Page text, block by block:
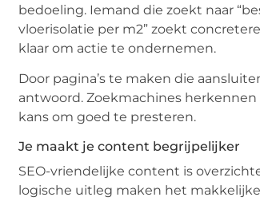
bedoeling. Iemand die zoekt naar
vloerisolatie per m2” zoekt
klaar om actie te ondernemen.
Door pagina’s te maken die
antwoord. Zoekmachines
kans om goed te presteren.
Je maakt je content begrijpelijker
SEO-vriendelijke content is
logische uitleg maken het